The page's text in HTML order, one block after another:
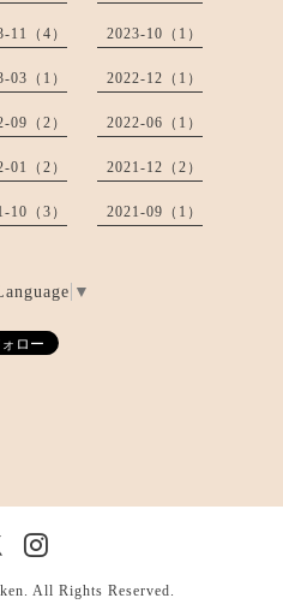
11（4） 2023-10（1）
03（1） 2022-12（1）
09（2） 2022-06（1）
01（2） 2021-12（2）
10（3） 2021-09（1）
▼
. All Rights Reserved.